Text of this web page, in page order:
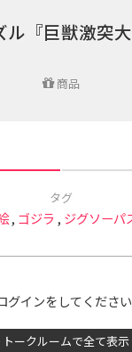
『巨獣激突大
商品
タグ
, ゴジラ , ジグソーパ
インをしてください
トークルームで全て表示